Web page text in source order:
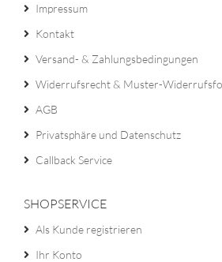
Impressum
Kontakt
Versand- & Zahlungsbedingungen
Widerrufsrecht & Muster-
AGB
Privatsphäre und Datenschutz
Callback Service
SHOPSERVICE
Als Kunde registrieren
Ihr Konto